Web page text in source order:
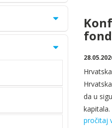
da u
kapitala.
pročitaj